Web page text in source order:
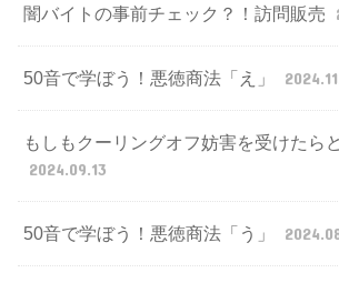
闇バイトの事前チェック？！訪問販売
50音で学ぼう！悪徳商法「え」
もしもクーリングオフ妨害を受けたら
2024.09.13
50音で学ぼう！悪徳商法「う」